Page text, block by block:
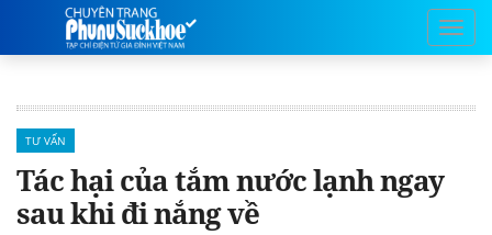
TƯ VẤN
Tác hại của tắm nước lạnh ngay
sau khi đi nắng về